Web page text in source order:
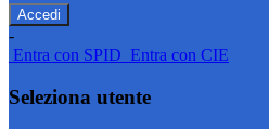
-
Entra con SPID Entra con CIE
Seleziona utente